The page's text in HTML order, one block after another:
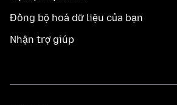
Đồng bộ hoá dữ liệu của bạn
Nhận trợ giúp